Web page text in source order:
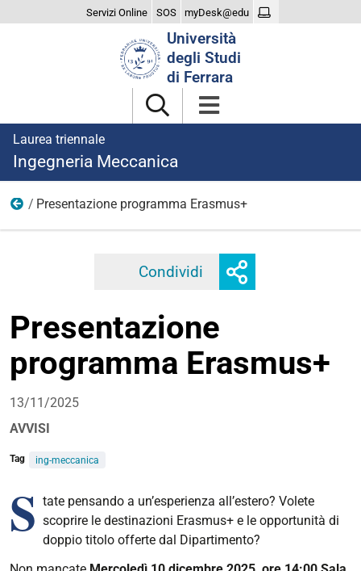
Servizi Online SOS myDesk@edu
Università
degli Studi
di Ferrara
Laurea triennale
Ingegneria Meccanica
2025
Presentazione programma Erasmus+
Condividi Facebook
condivisione
Presentazione
programma Erasmus+
13/11/2025
AVVISI
Tag ing-meccanica
S tate pensando a un’esperienza all’estero? Volete
scoprire le destinazioni Erasmus+ e le opportunità di
doppio titolo offerte dal Dipartimento?